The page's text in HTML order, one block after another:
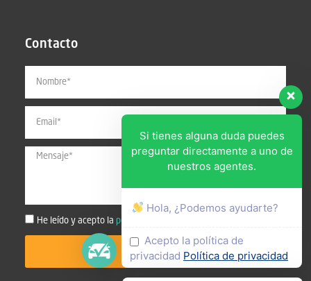
Contacto
He leído y acepto la política de privacidad
Enviar
Si tienes alguna duda puedes
preguntar directamente a uno de
nuestros agentes.
Hola, ¿Podemos ayudarte?
Acepto la política de
privacidad Política de privacidad